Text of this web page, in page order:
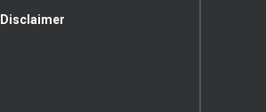
Disclaimer